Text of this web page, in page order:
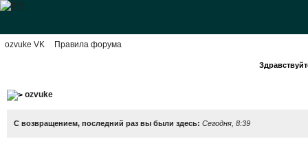
ozvuke VK Правила форума
ozvuke
С возвращением, последний раз вы были здесь: Сегодня, 8:39